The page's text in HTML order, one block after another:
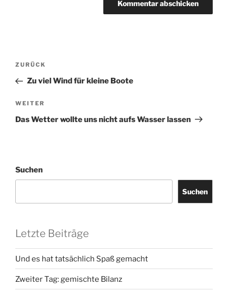
Beitragsnavigation
Vorheriger
Beitrag
ZURÜCK
Zu viel Wind für kleine Boote
Nächster
Beitrag
WEITER
Das Wetter wollte uns nicht aufs Wasser lassen
Suchen
Suchen
Letzte Beiträge
Und es hat tatsächlich Spaß gemacht
Zweiter Tag: gemischte Bilanz